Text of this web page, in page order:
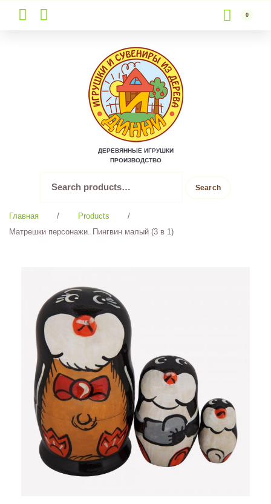
to
content
0
ДЕРЕВЯННЫЕ ИГРУШКИ
ПРОИЗВОДСТВО
for:
Search
Главная / Products
/
Матрешки персонажи. Пингвин малый (3 в 1)